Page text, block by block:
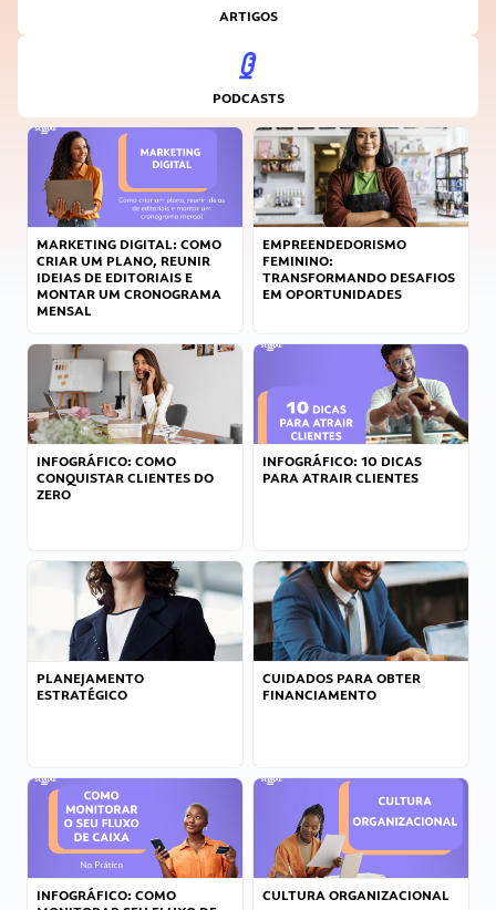
ARTIGOS
PODCASTS
MARKETING DIGITAL: COMO
CRIAR UM PLANO, REUNIR
IDEIAS DE EDITORIAIS E
MONTAR UM CRONOGRAMA
MENSAL
EMPREENDEDORISMO
FEMININO:
TRANSFORMANDO DESAFIOS
EM OPORTUNIDADES
INFOGRÁFICO: COMO
CONQUISTAR CLIENTES DO
ZERO
INFOGRÁFICO: 10 DICAS
PARA ATRAIR CLIENTES
PLANEJAMENTO
ESTRATÉGICO
CUIDADOS PARA OBTER
FINANCIAMENTO
INFOGRÁFICO: COMO
CULTURA ORGANIZACIONAL